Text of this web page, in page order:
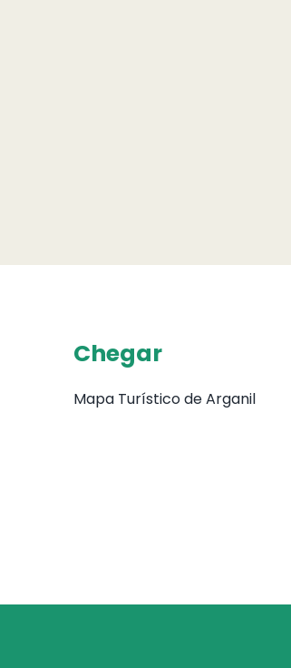
Chegar
Mapa Turístico de Arganil